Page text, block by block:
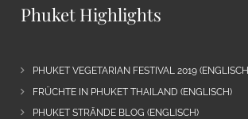
Phuket Highlights
PHUKET VEGETARIAN FESTIVAL 2019
FRÜCHTE IN PHUKET THAILAND (ENGLISCH)
PHUKET STRÄNDE BLOG (ENGLISCH)